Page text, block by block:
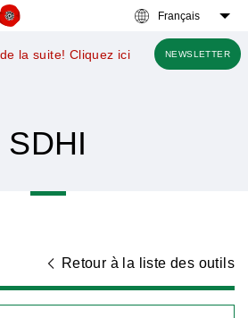
la suite! Cliquez ici NEWSLETTER
SDHI
Retour à la liste des outils